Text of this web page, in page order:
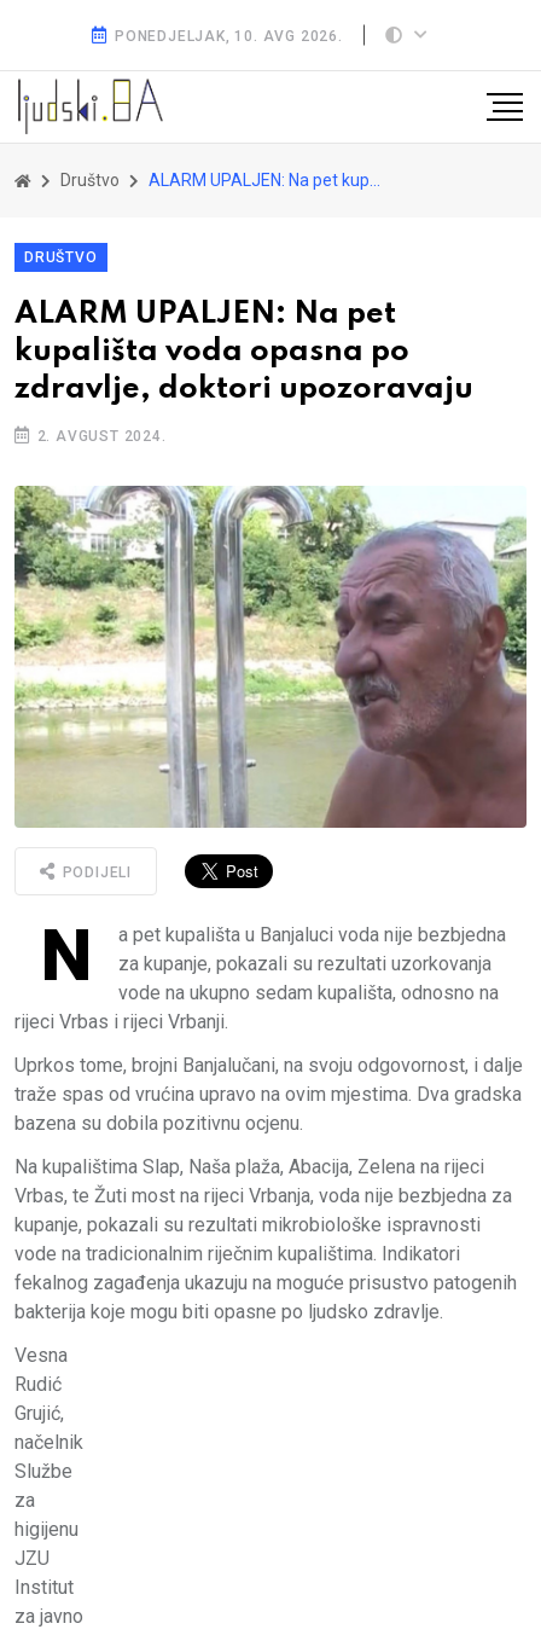
PONEDJELJAK, 10. AVG 2026.
Društvo ALARM UPALJEN: Na pet kupališta voda opasna po zdravlje, doktori upozoravaju
DRUŠTVO
ALARM UPALJEN: Na pet
kupališta voda opasna po
zdravlje, doktori upozoravaju
2. AVGUST 2024.
PODIJELI
N
a pet kupališta u Banjaluci voda nije bezbjedna
za kupanje, pokazali su rezultati uzorkovanja
vode na ukupno sedam kupališta, odnosno na
rijeci Vrbas i rijeci Vrbanji.
Uprkos tome, brojni Banjalučani, na svoju odgovornost, i dalje
traže spas od vrućina upravo na ovim mjestima. Dva gradska
bazena su dobila pozitivnu ocjenu.
Na kupalištima Slap, Naša plaža, Abacija, Zelena na rijeci
Vrbas, te Žuti most na rijeci Vrbanja, voda nije bezbjedna za
kupanje, pokazali su rezultati mikrobiološke ispravnosti
vode na tradicionalnim riječnim kupalištima. Indikatori
fekalnog zagađenja ukazuju na moguće prisustvo patogenih
bakterija koje mogu biti opasne po ljudsko zdravlje.
Vesna
Rudić
Grujić,
načelnik
Službe
za
higijenu
JZU
Institut
za javno